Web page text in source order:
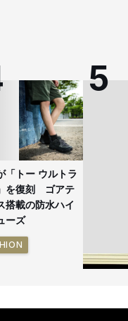
「トー ウルトラ
を復刻 ゴアテ
搭載の防水ハイ
ーズ